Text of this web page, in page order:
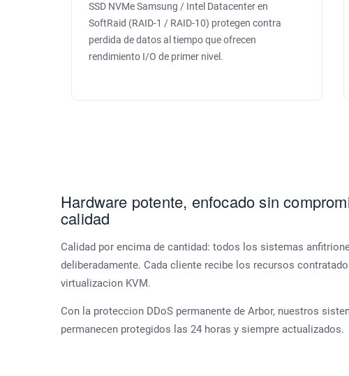
SSD NVMe Samsung / Intel Datacenter en
SoftRaid (RAID-1 / RAID-10) protegen contra
perdida de datos al tiempo que ofrecen
rendimiento I/O de primer nivel.
Hardware potente, enfocado sin
calidad
Calidad por encima de cantidad: todos los sistemas
deliberadamente. Cada cliente recibe los recursos
virtualizacion KVM.
Con la proteccion DDoS permanente de Arbor, nuestros
permanecen protegidos las 24 horas y siempre actualizados.